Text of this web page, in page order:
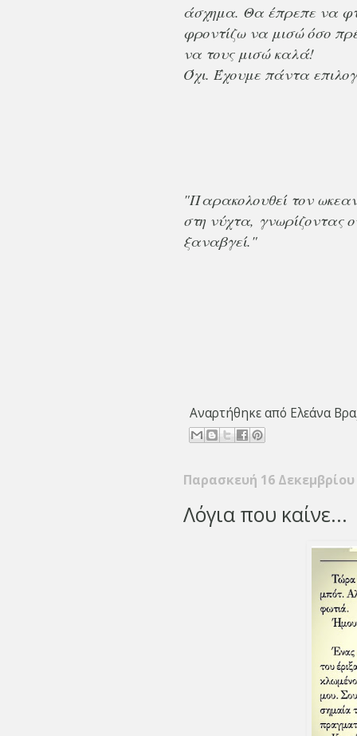
άσχημα. Θα έπρεπε να
φροντίζω να μισώ όσο
να τους μισώ καλά!
Όχι. Έχουμε πάντα
"Παρακολουθεί τον
στη νύχτα, γνωρίζοντας
ξαναβγεί."
Αναρτήθηκε από Ελεάνα
Παρασκευή 16 Δεκεμβρίου
Λόγια που καίνε...